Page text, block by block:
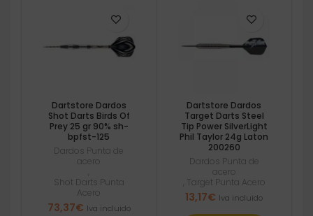
Dartstore Dardos
Shot Darts Birds Of
Prey 25 gr 90% sh-
bpfst-125
Dardos Punta de
acero
Shot Darts Punta
Acero
73,37€ Iva incluido
Dartstore Dardos
Target Darts Steel
Tip Power SilverLight
Phil Taylor 24g Laton
200260
Dardos Punta de
acero
Target Punta Acero
13,17€ Iva incluido